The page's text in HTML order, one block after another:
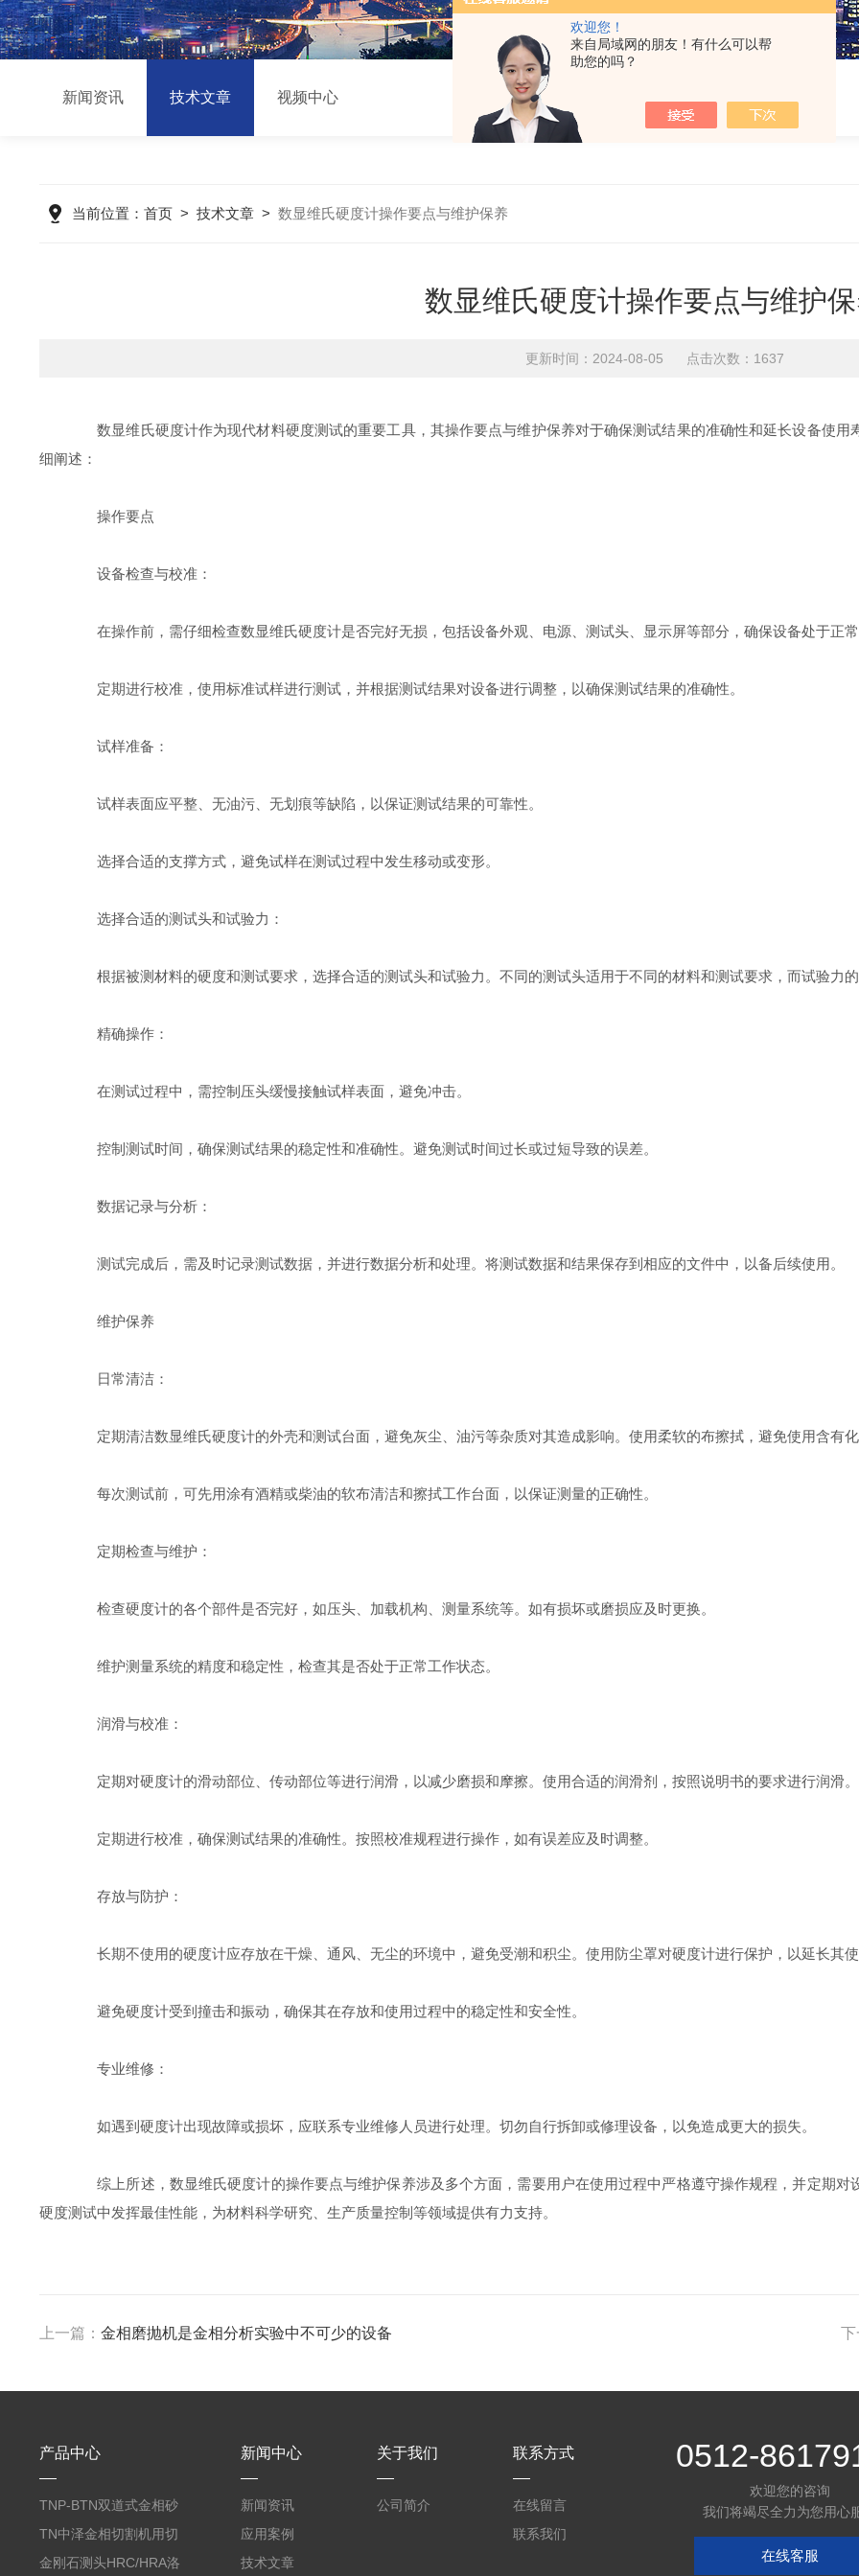
欢迎您！
来自局域网的朋友！有什么可以帮
助您的吗？
新闻资讯 技术文章 视频中心
当前位置： 首页> 技术文章> 数显维氏硬度计操作要点与维护保养
数显维氏硬度计操作要点与维护
更新时间：2024-08-05 点击次数：1637
数显维氏硬度计作为现代材料硬度测试的重要工具，其操作要点与维护保养对于确保测试结果的准确性和延长设备使用
细阐述：
操作要点
设备检查与校准：
在操作前，需仔细检查数显维氏硬度计是否完好无损，包括设备外观、电源、测试头、显示屏等部分，确保设备处于正
定期进行校准，使用标准试样进行测试，并根据测试结果对设备进行调整，以确保测试结果的准确性。
试样准备：
试样表面应平整、无油污、无划痕等缺陷，以保证测试结果的可靠性。
选择合适的支撑方式，避免试样在测试过程中发生移动或变形。
选择合适的测试头和试验力：
根据被测材料的硬度和测试要求，选择合适的测试头和试验力。不同的测试头适用于不同的材料和测试要求，而试验力
精确操作：
在测试过程中，需控制压头缓慢接触试样表面，避免冲击。
控制测试时间，确保测试结果的稳定性和准确性。避免测试时间过长或过短导致的误差。
数据记录与分析：
测试完成后，需及时记录测试数据，并进行数据分析和处理。将测试数据和结果保存到相应的文件中，以备后续使用。
维护保养
日常清洁：
定期清洁数显维氏硬度计的外壳和测试台面，避免灰尘、油污等杂质对其造成影响。使用柔软的布擦拭，避免使用含有
每次测试前，可先用涂有酒精或柴油的软布清洁和擦拭工作台面，以保证测量的正确性。
定期检查与维护：
检查硬度计的各个部件是否完好，如压头、加载机构、测量系统等。如有损坏或磨损应及时更换。
维护测量系统的精度和稳定性，检查其是否处于正常工作状态。
润滑与校准：
定期对硬度计的滑动部位、传动部位等进行润滑，以减少磨损和摩擦。使用合适的润滑剂，按照说明书的要求进行润滑。
定期进行校准，确保测试结果的准确性。按照校准规程进行操作，如有误差应及时调整。
存放与防护：
长期不使用的硬度计应存放在干燥、通风、无尘的环境中，避免受潮和积尘。使用防尘罩对硬度计进行保护，以延长其
避免硬度计受到撞击和振动，确保其在存放和使用过程中的稳定性和安全性。
专业维修：
如遇到硬度计出现故障或损坏，应联系专业维修人员进行处理。切勿自行拆卸或修理设备，以免造成更大的损失。
综上所述，数显维氏硬度计的操作要点与维护保养涉及多个方面，需要用户在使用过程中严格遵守操作规程，并定期对
硬度测试中发挥最佳性能，为材料科学研究、生产质量控制等领域提供有力支持。
上一篇： 金相磨抛机是金相分析实验中不可少的设备 下
产品中心
TNP-BTN双道式金相砂
带机/金相研磨机
TN中泽金相切割机用切
削油/金相冷却液
金刚石测头HRC/HRA洛
新闻中心
新闻资讯
应用案例
技术文章
关于我们
公司简介
联系方式
在线留言
联系我们
0512-
欢迎您的咨询
我们将竭尽全力为您用心
在线客服